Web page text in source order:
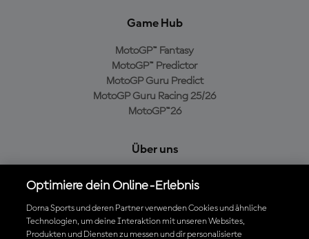
Game Hub
MotoGP™ Fantasy
MotoGP™ Predictor
MotoGP Guru Predict
MotoGP Guru Racing 25/26
MotoGP™26
Über uns
Cookie-Richtlinien
Geschäftsbedingungen
Datenschutzrichtlinien
Optimiere dein Online-Erlebnis
Dorna Sports und deren Partner verwenden Cookies und ähnliche
Technologien, um deine Interaktion mit unseren Websites,
Produkten und Diensten zu messen und dir personalisierte